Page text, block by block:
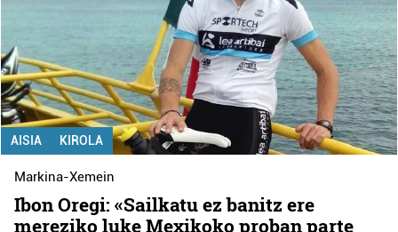
AISIA KIROLA
Markina-Xemein
Ibon Oregi: «Sailkatu ez banitz ere
mereziko luke Mexikoko proban parte